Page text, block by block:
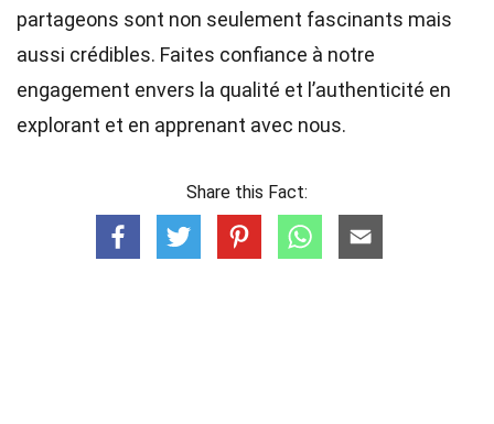
partageons sont non seulement fascinants mais
aussi crédibles. Faites confiance à notre
engagement envers la qualité et l’authenticité en
explorant et en apprenant avec nous.
Share this Fact: